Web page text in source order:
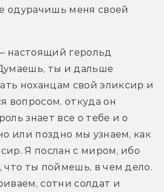
одурачишь меня своей
настоящий герольд
ты и дальше
ноханцам свой эликсир и
вопросом, откуда он
знает все о тебе и о
или поздно мы узнаем, как
Я послан с миром, ибо
что ты поймешь, в чем дело.
сотни солдат и